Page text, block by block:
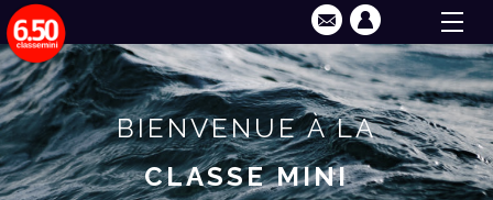
BIENVENUE À LA
CLASSE MINI